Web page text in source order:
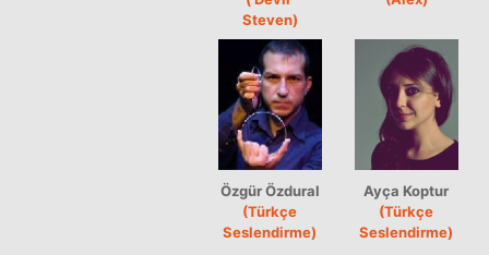
Steven)
Özgür Özdural
(Türkçe
Seslendirme)
Ayça Koptur
(Türkçe
Seslendirme)